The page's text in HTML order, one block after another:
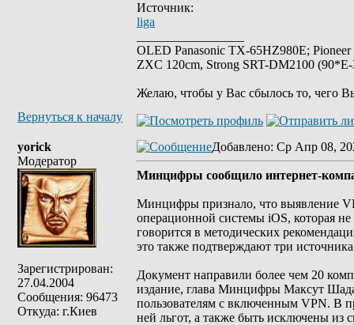
Источник:
liga
OLED Panasonic TX-65HZ980E;
ZXC 120cm, Strong SRT-DM2100
Желаю, чтобы у Вас сбылось то, чего
Вернуться к началу
yorick
Модератор
Зарегистрирован:
27.04.2004
Сообщения: 96473
Откуда: г.Киев
Добавлено: Ср Апр 08,
Минцифры сообщило интернет-
Минцифры признало, что выявление
операционной системы iOS, которая
говорится в методических
это также подтверждают три
Документ направили более чем 20
издание, глава Минцифры Максут
пользователям с включенным VPN. В
ней льгот, а также быть исключены из